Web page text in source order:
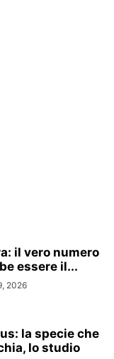
il vero numero
essere il...
2026
la specie che
lo studio